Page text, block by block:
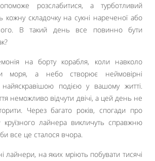
розслабитися, а турботливий
кожну складочку на сукні нареченої або
В такий день все повинно бути
на борту корабля, коли навколо
моря, а небо створює неймовірні
найяскравішою подією у вашому житті.
неможливо відчути двічі, а цей день не
Через багато років, спогади про
круїзного лайнера викличуть справжню
все це сталося вчора.
лайнери, на яких мріють побувати тисячі